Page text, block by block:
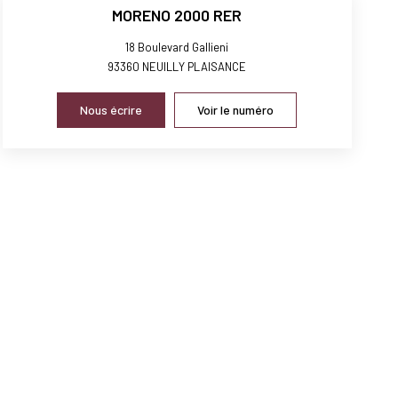
MORENO 2000 RER
18 Boulevard Gallieni
93360 NEUILLY PLAISANCE
Nous écrire Voir le numéro